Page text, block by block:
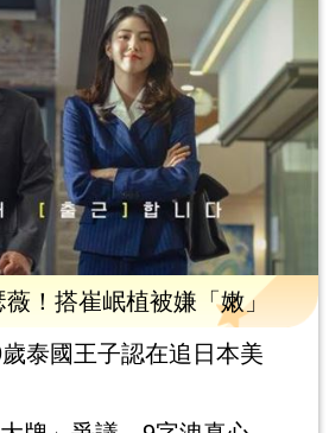
！搭崔岷植被嫌「嫩」
泰國王子認在追日本美